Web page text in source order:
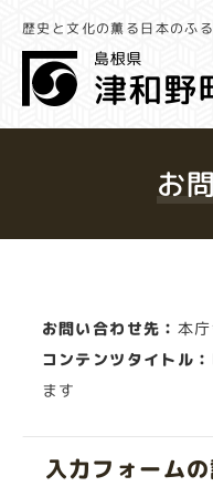
歴史と文化の薫る日本のふ
お
お問い合わせ先： 本
コンテンツタイトル：
ます
入力フォーム